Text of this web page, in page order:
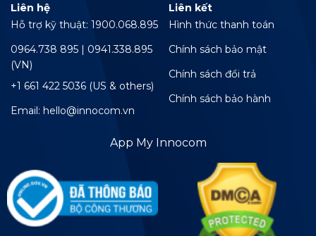
Liên hệ
Hỗ trợ kỹ thuật: 1900.068.895
0964.738 895 | 0941.338.895
(VN)
+1 661 422 5036 (US & others)
Email: hello@innocom.vn
Liên kết
Hình thức thanh toán
Chính sách bảo mật
Chính sách đổi trả
Chính sách bảo hành
App My Innocom